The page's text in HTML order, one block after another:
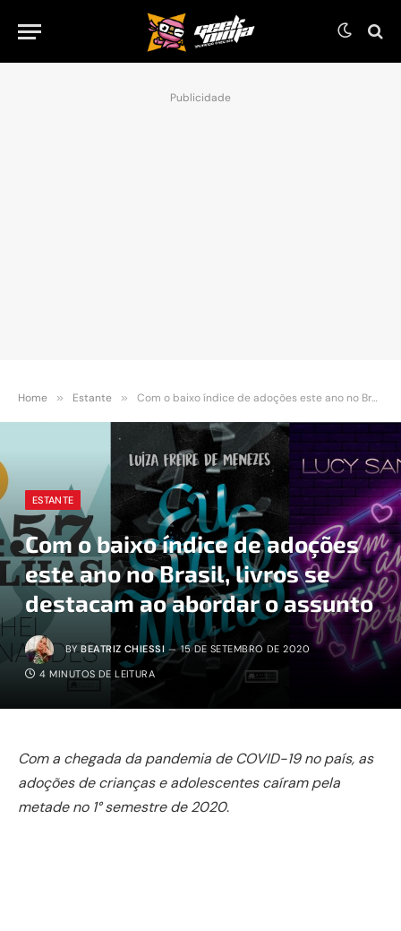
Publicidade
Home » Estante » Com o baixo índice de adoções este ano no Brasil, livros se destacam ao abordar o assunto
ESTANTE
Com o baixo índice de adoções
este ano no Brasil, livros se
destacam ao abordar o assunto
BY BEATRIZ CHIESSI 15 DE SETEMBRO DE 2020
4 MINUTOS DE LEITURA
Com a chegada da pandemia de COVID-19 no país, as
adoções de crianças e adolescentes caíram pela
metade no 1° semestre de 2020.